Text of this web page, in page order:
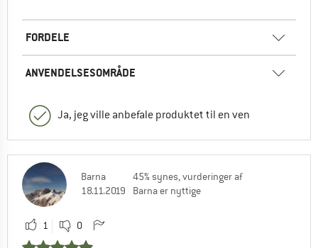
FORDELE
ANVENDELSESOMRÅDE
Ja, jeg ville anbefale produktet til en ven
Barna
18.11.2019
45% synes, vurderinger af
Barna er nyttige
1 0